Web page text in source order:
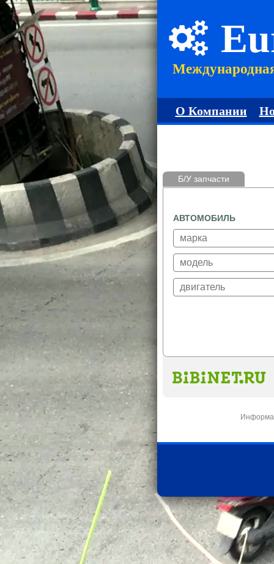
О Компании
Б/У запчасти
АВТОМОБИЛЬ